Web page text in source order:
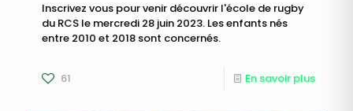
Inscrivez vous pour venir découvrir l'école de rugby
du RCS le mercredi 28 juin 2023. Les enfants nés
entre 2010 et 2018 sont concernés.
61 En savoir plus